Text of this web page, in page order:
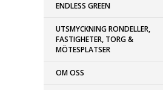
ENDLESS GREEN
UTSMYCKNING RONDELLER,
FASTIGHETER, TORG &
MÖTESPLATSER
OM OSS